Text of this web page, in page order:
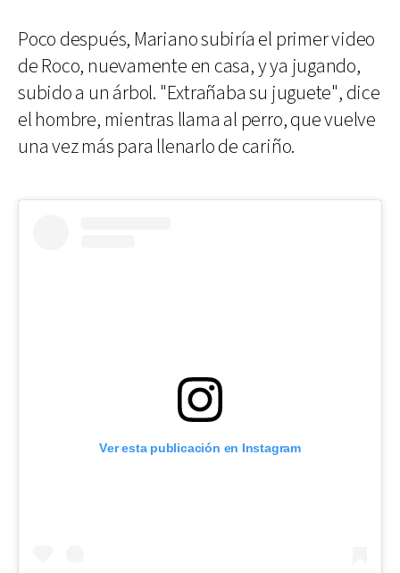
Poco después, Mariano subiría el primer video
de Roco, nuevamente en casa, y ya jugando,
subido a un árbol. "Extrañaba su juguete", dice
el hombre, mientras llama al perro, que vuelve
una vez más para llenarlo de cariño.
Ver esta publicación en Instagram